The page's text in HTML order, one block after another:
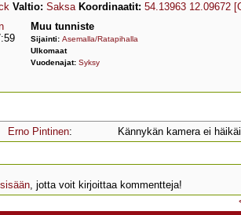
Valtio: Saksa Koordinaatit: 54.13963 12.09672
Muu tunniste
Sijainti: Asemalla/Ratapihalla
Ulkomaat
Vuodenajat: Syksy
Erno Pintinen: Kännykän kamera ei
, jotta voit kirjoittaa kommentteja!